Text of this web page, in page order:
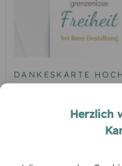
DANKESKARTE
Herzlich